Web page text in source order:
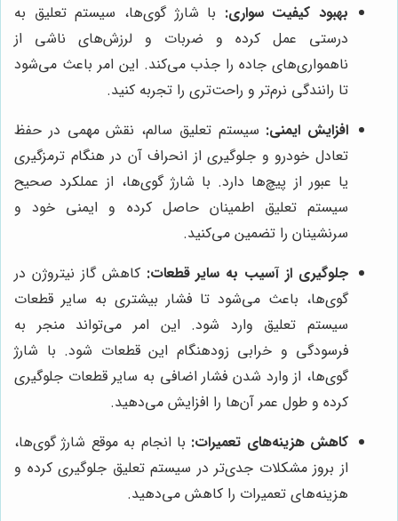
بهبود کیفیت سواری: با شارژ گوی‌ها، سیستم تعلیق به
درستی عمل کرده و ضربات و لرزش‌های ناشی از
ناهمواری‌های جاده را جذب می‌کند. این امر باعث می‌شود
تا رانندگی نرم‌تر و راحت‌تری را تجربه کنید.
افزایش ایمنی: سیستم تعلیق سالم، نقش مهمی در حفظ
تعادل خودرو و جلوگیری از انحراف آن در هنگام ترمزگیری
یا عبور از پیچ‌ها دارد. با شارژ گوی‌ها، از عملکرد صحیح
سیستم تعلیق اطمینان حاصل کرده و ایمنی خود و
سرنشینان را تضمین می‌کنید.
جلوگیری از آسیب به سایر قطعات: کاهش گاز نیتروژن در
گوی‌ها، باعث می‌شود تا فشار بیشتری به سایر قطعات
سیستم تعلیق وارد شود. این امر می‌تواند منجر به
فرسودگی و خرابی زودهنگام این قطعات شود. با شارژ
گوی‌ها، از وارد شدن فشار اضافی به سایر قطعات جلوگیری
کرده و طول عمر آن‌ها را افزایش می‌دهید.
کاهش هزینه‌های تعمیرات: با انجام به موقع شارژ گوی‌ها،
از بروز مشکلات جدی‌تر در سیستم تعلیق جلوگیری کرده و
هزینه‌های تعمیرات را کاهش می‌دهید.